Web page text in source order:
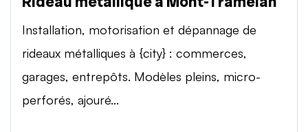
Installation, motorisation et dépannage de
rideaux métalliques à {city} : commerces,
garages, entrepôts. Modèles pleins, micro-
perforés, ajouré...